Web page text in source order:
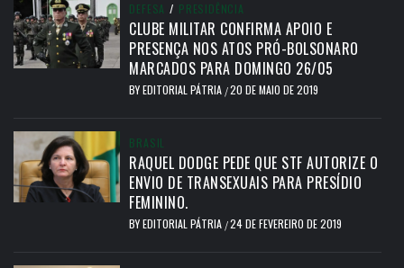
DEFESA / PRESIDÊNCIA
CLUBE MILITAR CONFIRMA APOIO E
PRESENÇA NOS ATOS PRÓ-BOLSONARO
MARCADOS PARA DOMINGO 26/05
BYEDITORIAL PÁTRIA /20 DE MAIO DE 2019
BRASIL
RAQUEL DODGE PEDE QUE STF AUTORIZE O
ENVIO DE TRANSEXUAIS PARA PRESÍDIO
FEMININO.
BYEDITORIAL PÁTRIA /24 DE FEVEREIRO DE 2019